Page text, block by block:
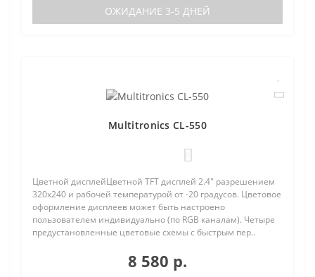
ОЖИДАНИЕ 3-5 ДНЕЙ
Multitronics CL-550
Цветной дисплейЦветной TFT дисплей 2.4" разрешением
320х240 и рабочей температурой от -20 градусов. Цветовое
оформление дисплеев может быть настроено
пользователем индивидуально (по RGB каналам). Четыре
предустановленные цветовые схемы с быстрым пер..
8 580 р.